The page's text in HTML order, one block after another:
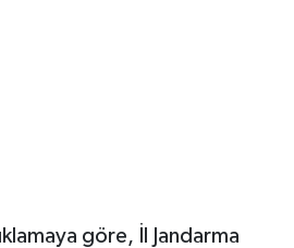
göre, İl Jandarma